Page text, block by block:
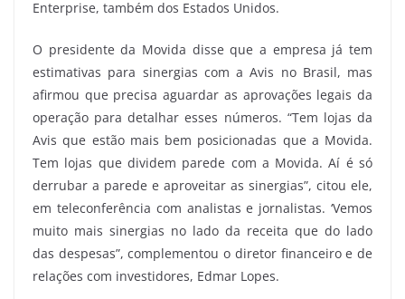
Enterprise, também dos Estados Unidos.
O presidente da Movida disse que a empresa já tem
estimativas para sinergias com a Avis no Brasil, mas
afirmou que precisa aguardar as aprovações legais da
operação para detalhar esses números. “Tem lojas da
Avis que estão mais bem posicionadas que a Movida.
Tem lojas que dividem parede com a Movida. Aí é só
derrubar a parede e aproveitar as sinergias”, citou ele,
em teleconferência com analistas e jornalistas. ‘Vemos
muito mais sinergias no lado da receita que do lado
das despesas”, complementou o diretor financeiro e de
relações com investidores, Edmar Lopes.